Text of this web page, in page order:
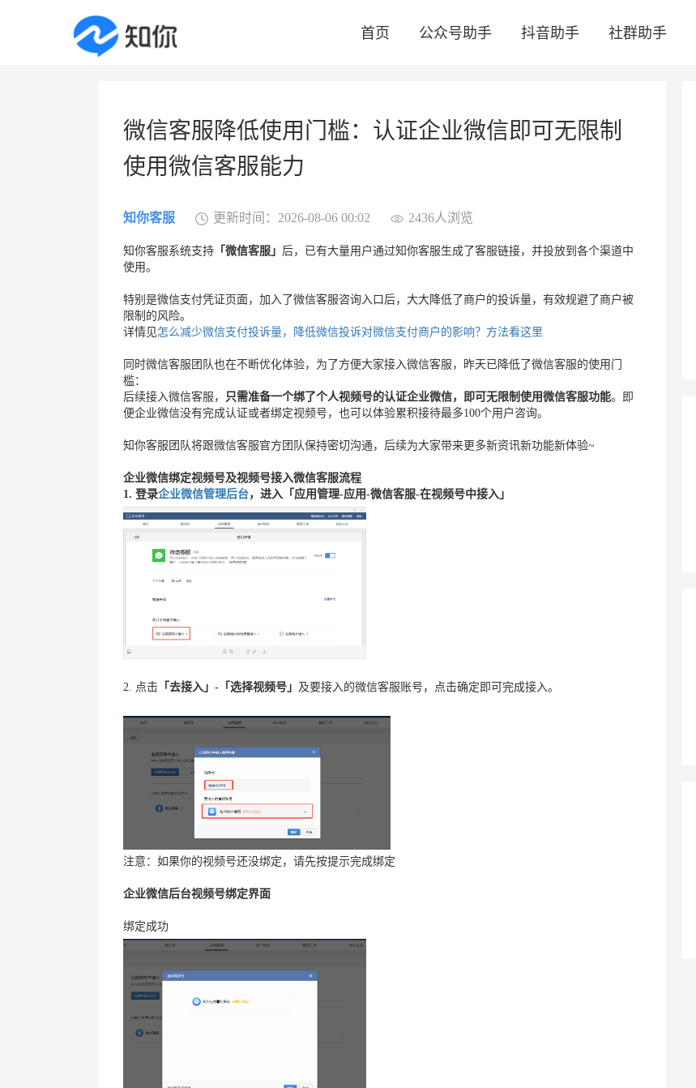
首页 公众号助手 抖音助手 社群助手
微信客服降低使用门槛：认证企业微信即可无限制
使用微信客服能力
知你客服 更新时间：2026-08-06 00:02 2436人浏览
知你客服系统支持 「微信客服」 后，已有大量用户通过知你客服生成了客服链接，并投放到各个渠道中
使用。
特别是微信支付凭证页面，加入了微信客服咨询入口后，大大降低了商户的投诉量，有效规避了商户被
限制的风险。
详情见怎么减少微信支付投诉量，降低微信投诉对微信支付商户的影响？方法看这里
同时微信客服团队也在不断优化体验，为了方便大家接入微信客服，昨天已降低了微信客服的使用门
槛：
后续接入微信客服，
只需准备一个绑了个人视频号的认证企业微信，即可无限制使用微信客服功能。即
便企业微信没有完成认证或者绑定视频号，也可以体验累积接待最多100个用户咨询。
知你客服团队将跟微信客服官方团队保持密切沟通，后续为大家带来更多新资讯新功能新体验~
企业微信绑定视频号及视频号接入微信客服流程
1. 登录企业微信管理后台，进入「应用管理-应用-微信客服-在视频号中接入」
2. 点击 「去接入」-「选择视频号」 及要接入的微信客服账号，点击确定即可完成接入。
注意：如果你的视频号还没绑定，请先按提示完成绑定
企业微信后台视频号绑定界面
绑定成功